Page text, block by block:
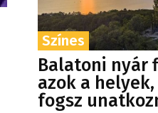
Színes
Balatoni nyár
azok a
fogsz